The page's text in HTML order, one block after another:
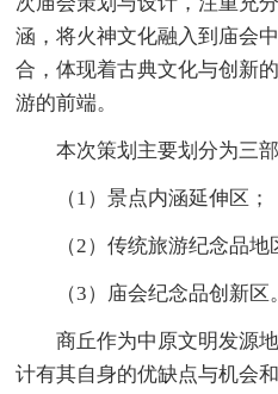
涵，将火神文化融入到庙会
合，体现着古典文化与创新
游的前端。
本次策划主要划分为三部
（1）景点内涵延伸区；
（2）传统旅游纪念品地
（3）庙会纪念品创新区。
商丘作为中原文明发源地
计有其自身的优缺点与机会